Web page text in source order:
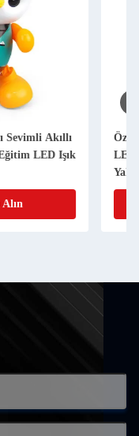
Özel Projector
LED Lamp Stick
Yaktı Oyuncaklar